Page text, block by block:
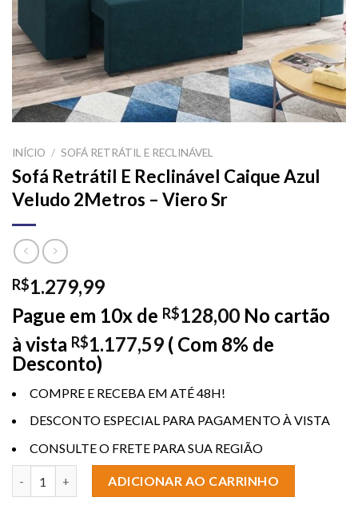
INÍCIO / SOFÁ RETRÁTIL E RECLINÁVEL
Sofá Retrátil E Reclinável Caique Azul
Veludo 2Metros – Viero Sr
R$1.279,99
Pague em 10x de R$128,00 No cartão
à vista R$1.177,59 ( Com 8% de
Desconto)
COMPRE E RECEBA EM ATÉ 48H!
DESCONTO ESPECIAL PARA PAGAMENTO À VISTA
CONSULTE O FRETE PARA SUA REGIÃO
ADICIONAR AO CARRINHO